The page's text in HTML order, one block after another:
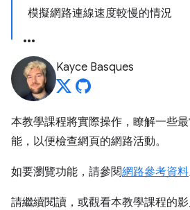
模擬網路連線速度較慢的情況
Kayce Basques
本教學課程將實際操作，瞭解一些
能，以便檢查網頁的網路活動。
如要瀏覽功能，請參閱網路參考資料
請繼續閱讀，或觀看本教學課程的影